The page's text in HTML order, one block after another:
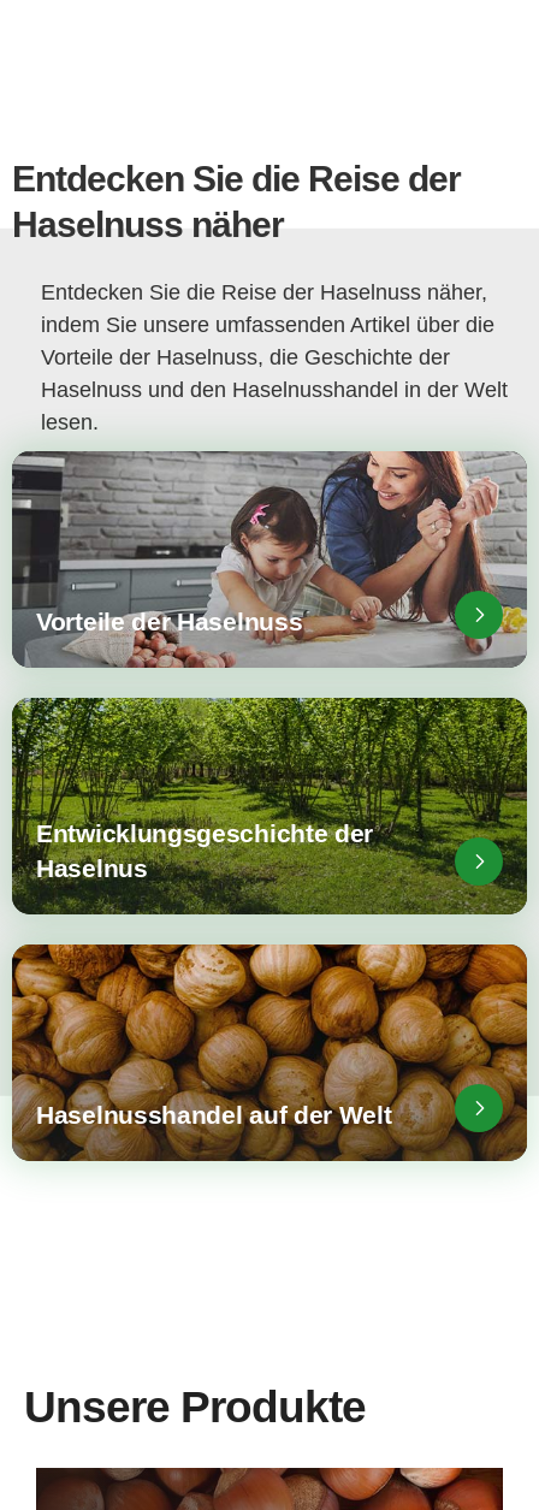
Entdecken Sie die Reise der
Haselnuss näher
Entdecken Sie die Reise der Haselnuss näher,
indem Sie unsere umfassenden Artikel über die
Vorteile der Haselnuss, die Geschichte der
Haselnuss und den Haselnusshandel in der Welt
lesen.
Vorteile der Haselnuss
Entwicklungsgeschichte der
Haselnus
Haselnusshandel auf der Welt
Unsere Produkte